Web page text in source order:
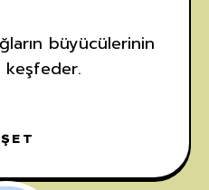
büyücülerinin
keşfeder.